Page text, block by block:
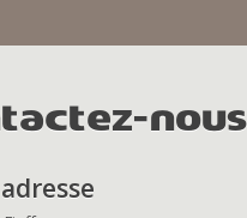
nous